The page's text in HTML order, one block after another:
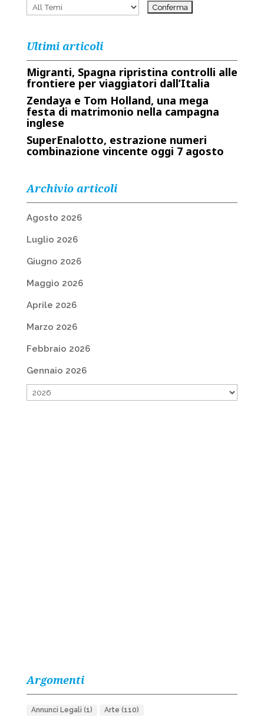
Ultimi articoli
Migranti, Spagna ripristina controlli alle
frontiere per viaggiatori dall’Italia
Zendaya e Tom Holland, una mega
festa di matrimonio nella campagna
inglese
SuperEnalotto, estrazione numeri
combinazione vincente oggi 7 agosto
Archivio articoli
Agosto 2026
Luglio 2026
Giugno 2026
Maggio 2026
Aprile 2026
Marzo 2026
Febbraio 2026
Gennaio 2026
Argomenti
Annunci Legali (1) Arte (110)